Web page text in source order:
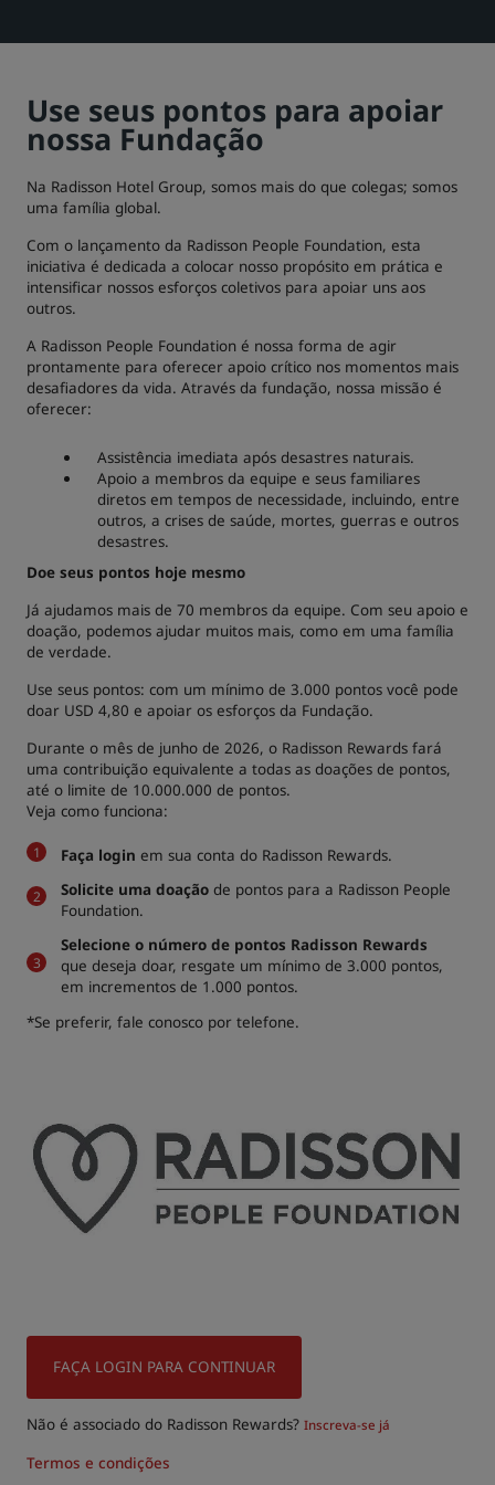
Prize by Radisson Country Inn & Suites
Marcas afiliadas na China
J. Jin Jiang
Kunlun Golden Tulip
Acesse nosso blog
Use seus pontos para apoiar
nossa Fundação
Na Radisson Hotel Group, somos mais do que colegas; somos
uma família global.
Com o lançamento da Radisson People Foundation, esta
iniciativa é dedicada a colocar nosso propósito em prática e
intensificar nossos esforços coletivos para apoiar uns aos
outros.
A Radisson People Foundation é nossa forma de agir
prontamente para oferecer apoio crítico nos momentos mais
desafiadores da vida. Através da fundação, nossa missão é
oferecer:
Assistência imediata após desastres naturais.
Apoio a membros da equipe e seus familiares
diretos em tempos de necessidade, incluindo, entre
outros, a crises de saúde, mortes, guerras e outros
desastres.
Doe seus pontos hoje mesmo
Já ajudamos mais de 70 membros da equipe. Com seu apoio e
doação, podemos ajudar muitos mais, como em uma família
de verdade.
Use seus pontos: com um mínimo de 3.000 pontos você pode
doar USD 4,80 e apoiar os esforços da Fundação.
Durante o mês de junho de 2026, o Radisson Rewards fará
uma contribuição equivalente a todas as doações de pontos,
até o limite de 10.000.000 de pontos.
Veja como funciona:
Faça login em sua conta do Radisson Rewards.
Solicite uma doaçãode pontos para a Radisson People
Foundation.
Selecione o número de pontos Radisson Rewards
que deseja doar, resgate um mínimo de 3.000 pontos,
em incrementos de 1.000 pontos.
*Se preferir, fale conosco por telefone.
FAÇA LOGIN PARA CONTINUAR
Não é associado do Radisson Rewards? Inscreva-se já
Termos e condições